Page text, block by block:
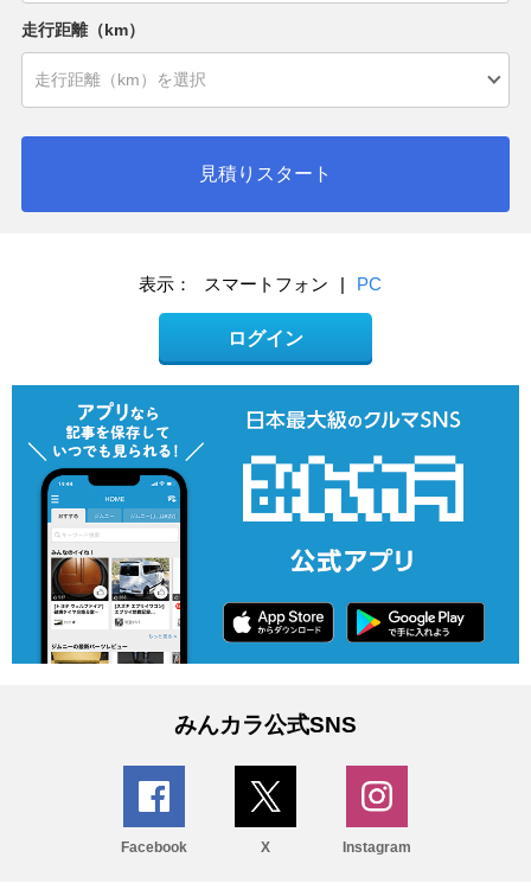
走行距離（km）
見積りスタート
表示： スマートフォン | PC
ログイン
みんカラ公式SNS
Facebook X Instagram